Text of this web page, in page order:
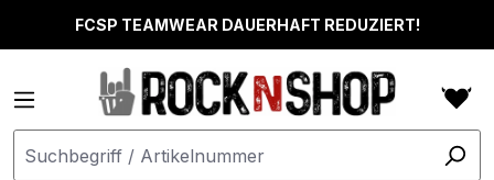
springenFCSP TEAMWEAR DAUERHAFT REDUZIERT!